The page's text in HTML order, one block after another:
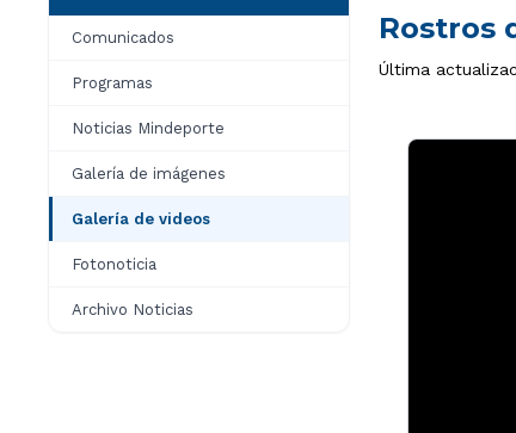
Comunicados
Programas
Noticias Mindeporte
Galería de imágenes
Galería de videos
Fotonoticia
Archivo Noticias
Rostros
Última